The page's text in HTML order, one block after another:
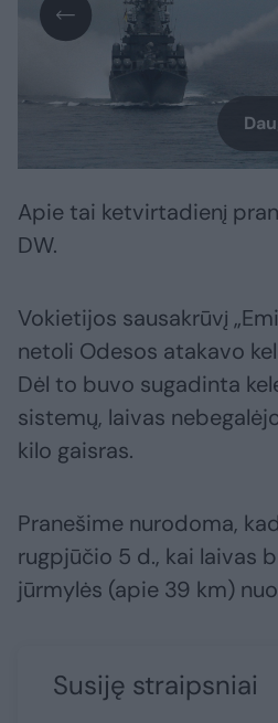
Apie tai ketvirtadienį
DW.
Vokietijos sausakrūvį
netoli Odesos atakavo
Dėl to buvo sugadinta
sistemų, laivas
kilo gaisras.
Pranešime nurodoma,
rugpjūčio 5 d., kai laivas
jūrmylės (apie 39 km)
Susiję straipsniai